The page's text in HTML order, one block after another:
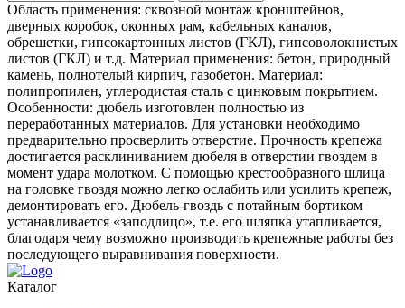
Область применения: сквозной монтаж кронштейнов,
дверных коробок, оконных рам, кабельных каналов,
обрешетки, гипсокартонных листов (ГКЛ), гипсоволокнистых
листов (ГКЛ) и т.д. Материал применения: бетон, природный
камень, полнотелый кирпич, газобетон. Материал:
полипропилен, углеродистая сталь с цинковым покрытием.
Особенности: дюбель изготовлен полностью из
переработанных материалов. Для установки необходимо
предварительно просверлить отверстие. Прочность крепежа
достигается расклиниванием дюбеля в отверстии гвоздем в
момент удара молотком. С помощью крестообразного шлица
на головке гвоздя можно легко ослабить или усилить крепеж,
демонтировать его. Дюбель-гвоздь с потайным бортиком
устанавливается «заподлицо», т.е. его шляпка утапливается,
благодаря чему возможно производить крепежные работы без
последующего выравнивания поверхности.
Каталог